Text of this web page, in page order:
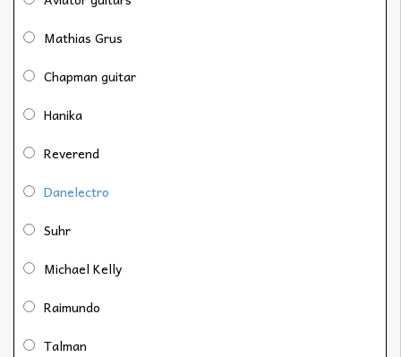
Mathias Grus
Chapman guitar
Hanika
Reverend
Danelectro
Suhr
Michael Kelly
Raimundo
Talman